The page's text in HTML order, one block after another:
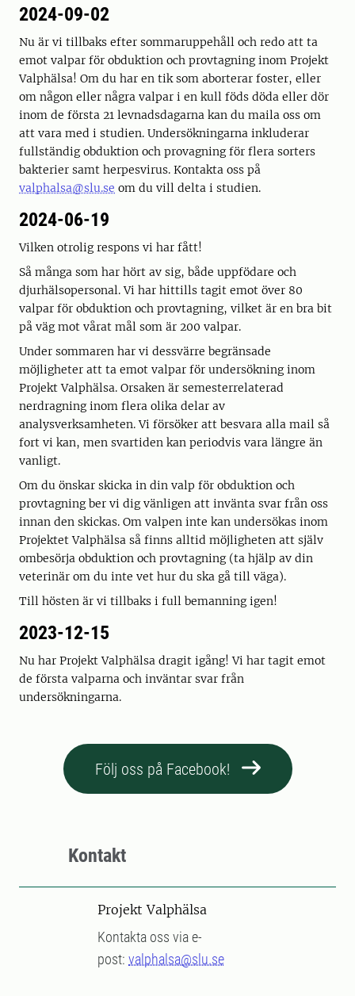
2024-09-02
Nu är vi tillbaks efter sommaruppehåll och redo att ta
emot valpar för obduktion och provtagning inom Projekt
Valphälsa! Om du har en tik som aborterar foster, eller
om någon eller några valpar i en kull föds döda eller dör
inom de första 21 levnadsdagarna kan du maila oss om
att vara med i studien. Undersökningarna inkluderar
fullständig obduktion och provagning för flera sorters
bakterier samt herpesvirus. Kontakta oss på
valphalsa@slu.se om du vill delta i studien.
2024-06-19
Vilken otrolig respons vi har fått!
Så många som har hört av sig, både uppfödare och
djurhälsopersonal. Vi har hittills tagit emot över 80
valpar för obduktion och provtagning, vilket är en bra bit
på väg mot vårat mål som är 200 valpar.
Under sommaren har vi dessvärre begränsade
möjligheter att ta emot valpar för undersökning inom
Projekt Valphälsa. Orsaken är semesterrelaterad
nerdragning inom flera olika delar av
analysverksamheten. Vi försöker att besvara alla mail så
fort vi kan, men svartiden kan periodvis vara längre än
vanligt.
Om du önskar skicka in din valp för obduktion och
provtagning ber vi dig vänligen att invänta svar från oss
innan den skickas. Om valpen inte kan undersökas inom
Projektet Valphälsa så finns alltid möjligheten att själv
ombesörja obduktion och provtagning (ta hjälp av din
veterinär om du inte vet hur du ska gå till väga).
Till hösten är vi tillbaks i full bemanning igen!
2023-12-15
Nu har Projekt Valphälsa dragit igång! Vi har tagit emot
de första valparna och inväntar svar från
undersökningarna.
Följ oss på Facebook!
Kontakt
Projekt Valphälsa
Kontakta oss via e-
post: valphalsa@slu.se